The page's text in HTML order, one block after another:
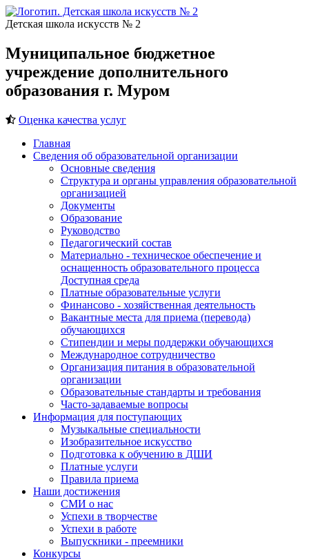
Детская школа искусств № 2
Муниципальное бюджетное
учреждение дополнительного
образования г. Муром
Оценка качества услуг
Главная
Сведения об образовательной организации
Основные сведения
Структура и органы управления образовательной
организацией
Документы
Образование
Руководство
Педагогический состав
Материально - техническое обеспечение и
оснащенность образовательного процесса
Доступная среда
Платные образовательные услуги
Финансово - хозяйственная деятельность
Вакантные места для приема (перевода)
обучающихся
Стипендии и меры поддержки обучающихся
Международное сотрудничество
Организация питания в образовательной
организации
Образовательные стандарты и требования
Часто-задаваемые вопросы
Информация для поступающих
Музыкальные специальности
Изобразительное искусство
Подготовка к обучению в ДШИ
Платные услуги
Правила приема
Наши достижения
СМИ о нас
Успехи в творчестве
Успехи в работе
Выпускники - преемники
Конкурсы